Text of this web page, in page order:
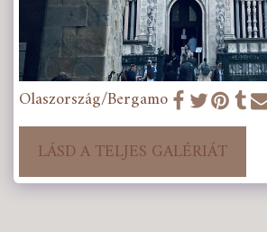
Olaszország/Bergamo
LÁSD A TELJES GALÉRIÁT